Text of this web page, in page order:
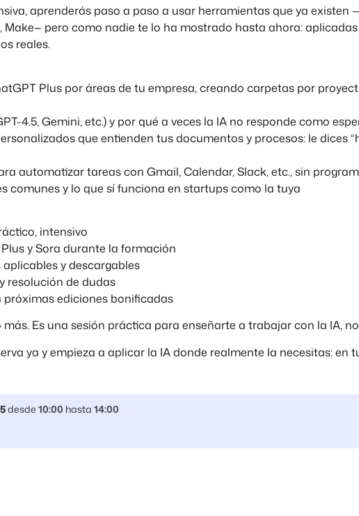
aprenderás paso a paso a usar herramientas que ya existen
Make— pero como nadie te lo ha mostrado hasta ahora:
reales.
Plus por áreas de tu empresa, creando carpetas por
4.5, Gemini, etc.) y por qué a veces la IA no responde como
que entienden tus documentos y procesos: le dices
automatizar tareas con Gmail, Calendar, Slack, etc., sin
comunes y lo que sí funciona en startups como la tuya
intensivo
y Sora durante la formación
y descargables
resolución de dudas
próximas ediciones bonificadas
Es una sesión práctica para enseñarte a trabajar con la IA, no
ya y empieza a aplicar la IA donde realmente la necesitas: en
desde 10:00 hasta 14:00